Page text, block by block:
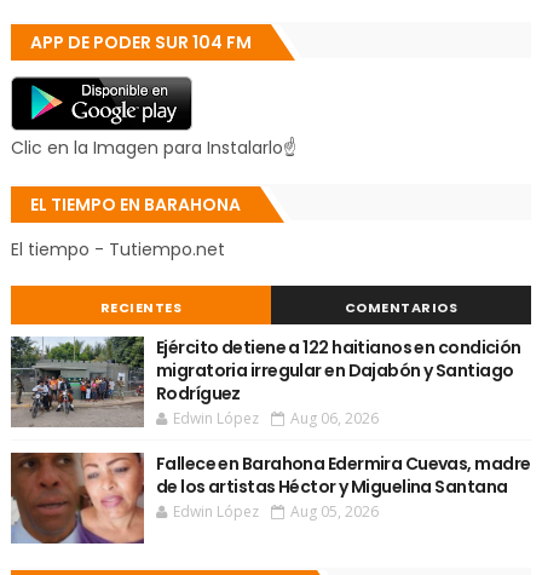
APP DE PODER SUR 104 FM
Clic en la Imagen para Instalarlo☝
EL TIEMPO EN BARAHONA
El tiempo - Tutiempo.net
RECIENTES COMENTARIOS
Ejército detiene a 122 haitianos en condición
migratoria irregular en Dajabón y Santiago
Rodríguez
Edwin López Aug 06, 2026
Fallece en Barahona Edermira Cuevas, madre
de los artistas Héctor y Miguelina Santana
Edwin López Aug 05, 2026